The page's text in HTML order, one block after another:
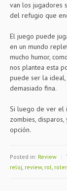
van los jugadores
del refugio que
El juego puede
en un mundo
mucho humor,
nos plantea esta
puede ser la
demasiado fina.
Si luego de ver el
zombies,
opción.
Posted in: Review
reloj, review, rol,